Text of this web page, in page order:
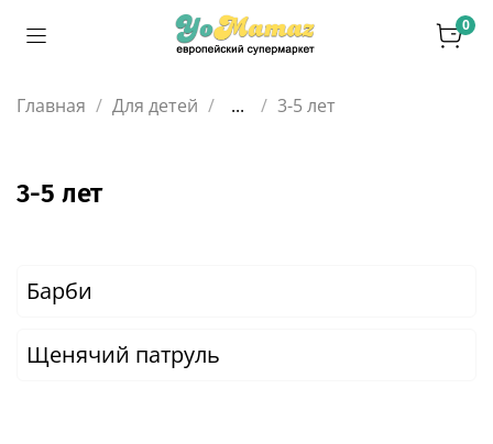
0
Главная Для детей ... 3-5 лет
3-5 лет
Барби
Щенячий патруль